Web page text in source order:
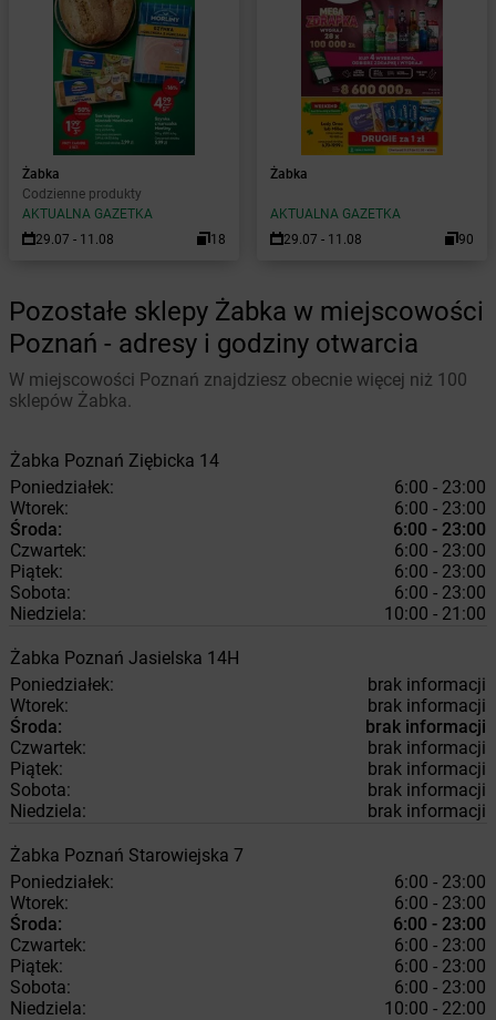
Żabka
Codzienne produkty
AKTUALNA GAZETKA
29.07 - 11.08
18
Żabka
AKTUALNA GAZETKA
29.07 - 11.08
90
Pozostałe sklepy Żabka w miejscowości
Poznań - adresy i godziny otwarcia
W miejscowości Poznań znajdziesz obecnie więcej niż 100
sklepów Żabka.
Żabka Poznań Ziębicka 14
Poniedziałek:
6:00 - 23:00
Wtorek:
6:00 - 23:00
Środa:
6:00 - 23:00
Czwartek:
6:00 - 23:00
Piątek:
6:00 - 23:00
Sobota:
6:00 - 23:00
Niedziela:
10:00 - 21:00
Żabka Poznań Jasielska 14H
Poniedziałek:
brak informacji
Wtorek:
brak informacji
Środa:
brak informacji
Czwartek:
brak informacji
Piątek:
brak informacji
Sobota:
brak informacji
Niedziela:
brak informacji
Żabka Poznań Starowiejska 7
Poniedziałek:
6:00 - 23:00
Wtorek:
6:00 - 23:00
Środa:
6:00 - 23:00
Czwartek:
6:00 - 23:00
Piątek:
6:00 - 23:00
Sobota:
6:00 - 23:00
Niedziela:
10:00 - 22:00